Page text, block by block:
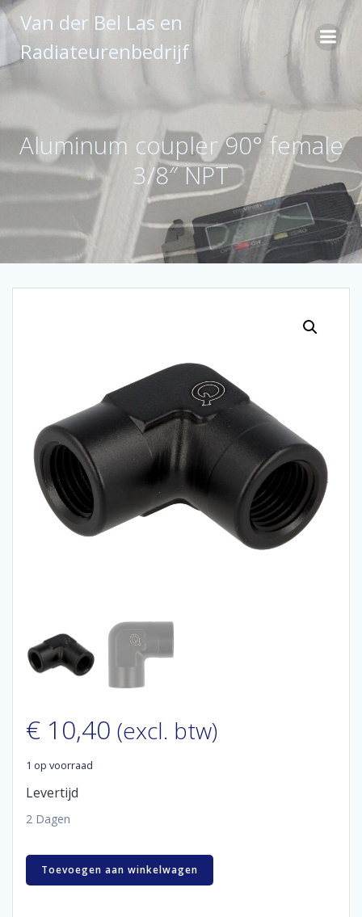
Ga
naar
inhoud
Van der Bel Las en
Radiateurenbedrijf
Aluminum coupler 90° female
3/8″ NPT
€ 10,40 (excl. btw)
1 op voorraad
Levertijd
2 Dagen
Aluminum
coupler
Toevoegen aan winkelwagen